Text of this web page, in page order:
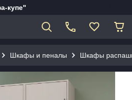
купе"
Шкафы и пеналы Шкафы